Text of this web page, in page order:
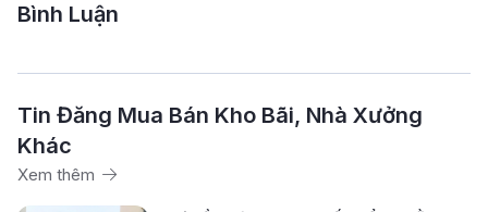
Bình Luận
Tin Đăng Mua Bán Kho Bãi, Nhà Xưởng
Khác
Xem thêm